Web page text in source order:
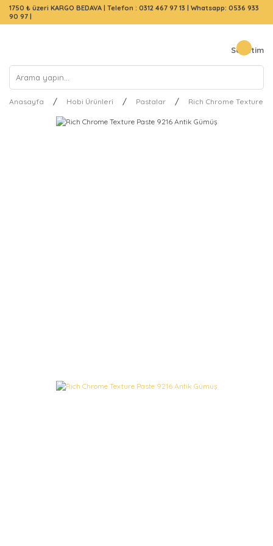
1750 ₺ üzeri KARGO BEDAVA | Telefon : 0312 467 97 13 | Whatsapp: 0536 933
90 97 |
Sepetim
Anasayfa Hobi Ürünleri Pastalar Rich Chrome Texture